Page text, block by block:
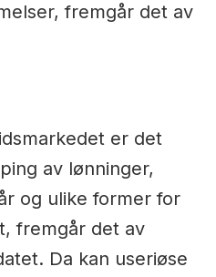
fremgår det av
er det
av lønninger,
og ulike former for
fremgår det av
Da kan useriøse